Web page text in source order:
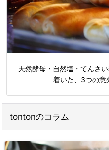
天然酵母・自然塩・てんさ
着いた、3つの意
tontonのコラム